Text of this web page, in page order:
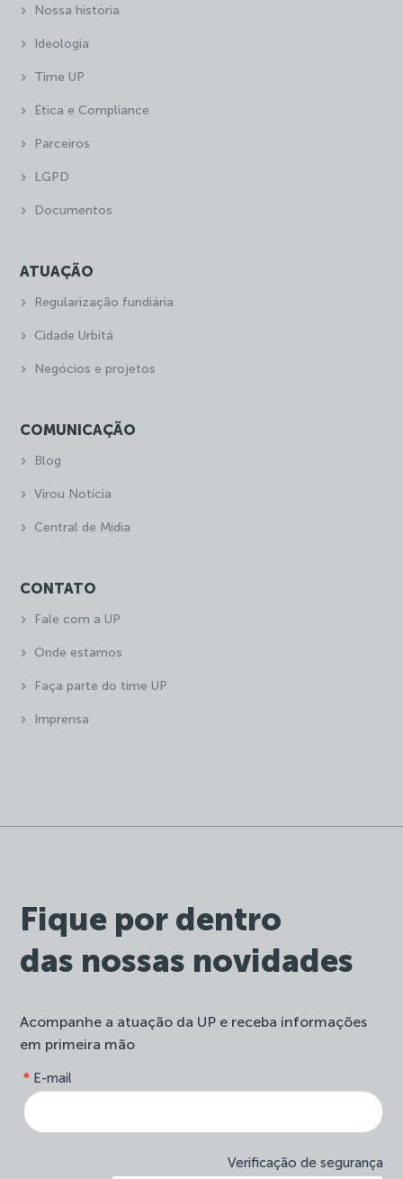
Fique por dentro
das nossas novidades
Acompanhe a atuação da UP e receba informações
em primeira mão
site-
newsletter
E-mail
*
Verificação de segurança
você
é
humano,
este
Nossa história
Ideologia
Time UP
Ética e Compliance
Parceiros
LGPD
Documentos
ATUAÇÃO
Regularização fundiária
Cidade Urbitá
Negócios e projetos
COMUNICAÇÃO
Blog
Virou Notícia
Central de Mídia
CONTATO
Fale com a UP
Onde estamos
Faça parte do time UP
Imprensa